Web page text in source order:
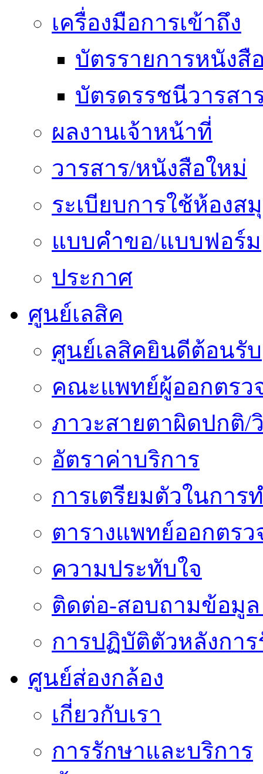
เครื่องมือการเข้าถึง
บัตรรายการหนังสื
บัตรดรรชนีวารสา
ผลงานเจ้าหน้าที่
วารสาร/หนังสือใหม่
ระเบียบการใช้ห้องส
แบบคำขอ/แบบฟอร์ม
ประกาศ
ศูนย์เลสิค
ศูนย์เลสิคยินดีต้อนรับ
คณะแพทย์ผู้ออกตรว
ภาวะสายตาผิดปกติ/
อัตราค่าบริการ
การเตรียมตัวในการ
ตารางแพทย์ออกตรว
ความประทับใจ
ติดต่อ-สอบถามข้อมู
การปฏิบัติตัวหลังการ
ศูนย์ส่องกล้อง
เกี่ยวกับเรา
การรักษาและบริการ